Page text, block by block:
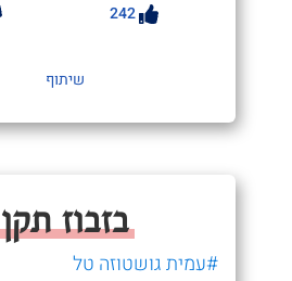
242
שיתוף
בזבוז תקן
#עמית גושטוזה טל